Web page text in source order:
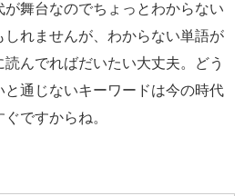
が舞台なのでちょっとわからない
れませんが、わからない単語が
んでればだいたい大丈夫。どう
と通じないキーワードは今の時代
ですからね。